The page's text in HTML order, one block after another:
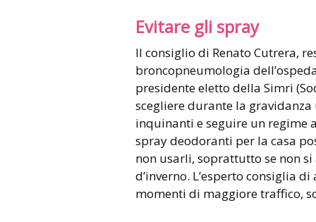
Evitare gli spray
Il consiglio di Renato Cutrera,
broncopneumologia
presidente eletto della Simri
scegliere durante la
inquinanti e seguire un regime
spray deodoranti per la casa
non usarli, soprattutto se non
d’inverno. L’esperto consiglia
momenti di maggiore traffico,